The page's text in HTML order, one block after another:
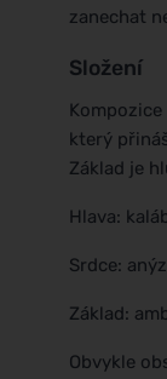
zanechat
Složení
Kompozice
který
Základ je
Hlava:
Srdce:
Základ:
Obvykle